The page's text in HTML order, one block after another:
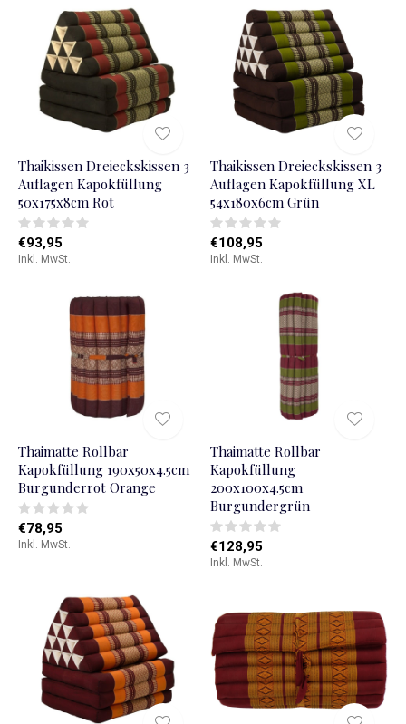
Thaikissen Dreieckskissen 3
Auflagen Kapokfüllung
50x175x8cm Rot
€93,95
Inkl. MwSt.
Thaikissen Dreieckskissen 3
Auflagen Kapokfüllung XL
54x180x6cm Grün
€108,95
Inkl. MwSt.
Thaimatte Rollbar
Kapokfüllung 190x50x4.5cm
Burgunderrot Orange
€78,95
Inkl. MwSt.
Thaimatte Rollbar
Kapokfüllung
200x100x4.5cm
Burgundergrün
€128,95
Inkl. MwSt.